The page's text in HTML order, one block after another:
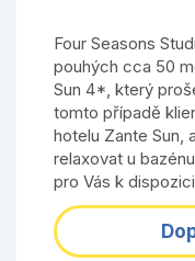
Four Seasons
pouhých cca 50
Sun 4*, který
tomto případě
hotelu Zante Sun,
relaxovat u
pro Vás k